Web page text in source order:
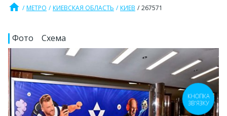
home МЕТРО КИЕВСКАЯ ОБЛАСТЬ КИЕВ 267571
Фото Схема
КНОПКА
ЗВ'ЯЗКУ